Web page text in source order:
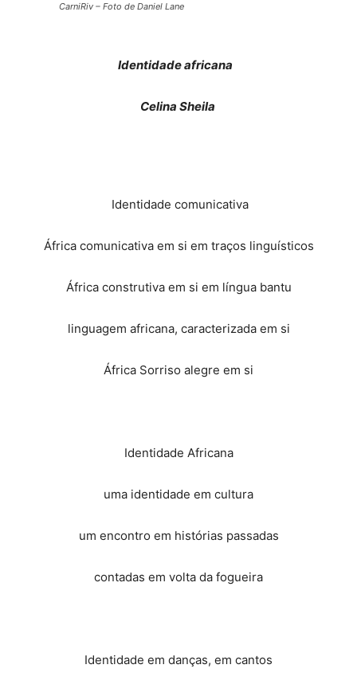
CarniRiv – Foto de Daniel Lane
Identidade africana
Celina Sheila
Identidade comunicativa
África comunicativa em si em traços linguísticos
África construtiva em si em língua bantu
linguagem africana, caracterizada em si
África Sorriso alegre em si
Identidade Africana
uma identidade em cultura
um encontro em histórias passadas
contadas em volta da fogueira
Identidade em danças, em cantos